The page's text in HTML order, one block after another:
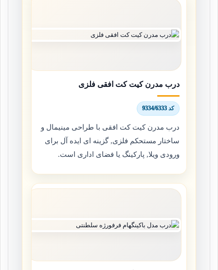
درب مدرن کیت کت افقی فلزی
کد 9334/6333
درب مدرن کیت کت افقی با طراحی مینیمال و
ساختار مستحکم فلزی, گزینه ای ایده آل برای
ورودی ویلا, پارکینگ یا فضای اداری است.